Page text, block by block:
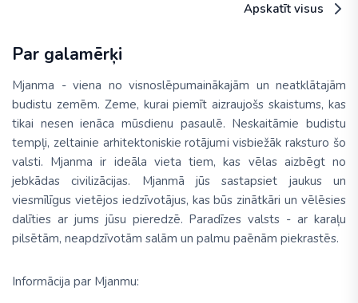
Apskatīt visus
Par galamērķi
Mjanma - viena no visnoslēpumainākajām un neatklātajām
budistu zemēm. Zeme, kurai piemīt aizraujošs skaistums, kas
tikai nesen ienāca mūsdienu pasaulē. Neskaitāmie budistu
tempļi, zeltainie arhitektoniskie rotājumi visbiežāk raksturo šo
valsti. Mjanma ir ideāla vieta tiem, kas vēlas aizbēgt no
jebkādas civilizācijas. Mjanmā jūs sastapsiet jaukus un
viesmīlīgus vietējos iedzīvotājus, kas būs zinātkāri un vēlēsies
dalīties ar jums jūsu pieredzē. Paradīzes valsts - ar karaļu
pilsētām, neapdzīvotām salām un palmu paēnām piekrastēs.
Informācija par Mjanmu: